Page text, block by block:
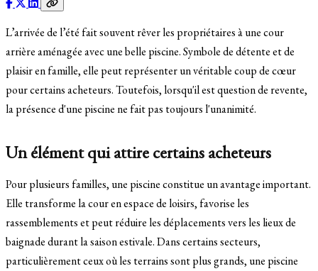
L’arrivée de l’été fait souvent rêver les propriétaires à une cour
arrière aménagée avec une belle piscine. Symbole de détente et de
plaisir en famille, elle peut représenter un véritable coup de cœur
pour certains acheteurs. Toutefois, lorsqu'il est question de revente,
la présence d'une piscine ne fait pas toujours l'unanimité.
Un élément qui attire certains acheteurs
Pour plusieurs familles, une piscine constitue un avantage important.
Elle transforme la cour en espace de loisirs, favorise les
rassemblements et peut réduire les déplacements vers les lieux de
baignade durant la saison estivale. Dans certains secteurs,
particulièrement ceux où les terrains sont plus grands, une piscine